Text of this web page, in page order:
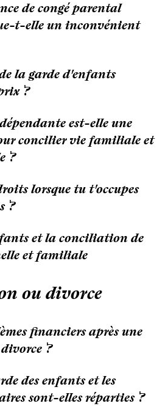
de congé parental
t-elle un inconvénient
la garde d'enfants
?
est-elle une
concilier vie familiale et
?
lorsque tu t'occupes
?
et la conciliation de
et familiale
ou divorce
financiers après une
?
des enfants et les
sont-elles réparties ?